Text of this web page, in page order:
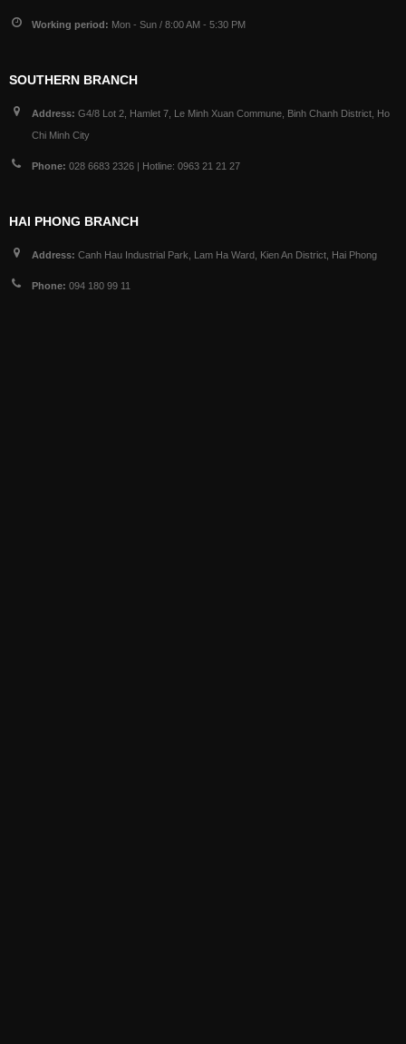
Working period: Mon - Sun / 8:00 AM - 5:30 PM
SOUTHERN BRANCH
Address: G4/8 Lot 2, Hamlet 7, Le Minh Xuan Commune, Binh Chanh District, Ho
Chi Minh City
Phone: 028 6683 2326 | Hotline: 0963 21 21 27
HAI PHONG BRANCH
Address: Canh Hau Industrial Park, Lam Ha Ward, Kien An District, Hai Phong
Phone: 094 180 99 11